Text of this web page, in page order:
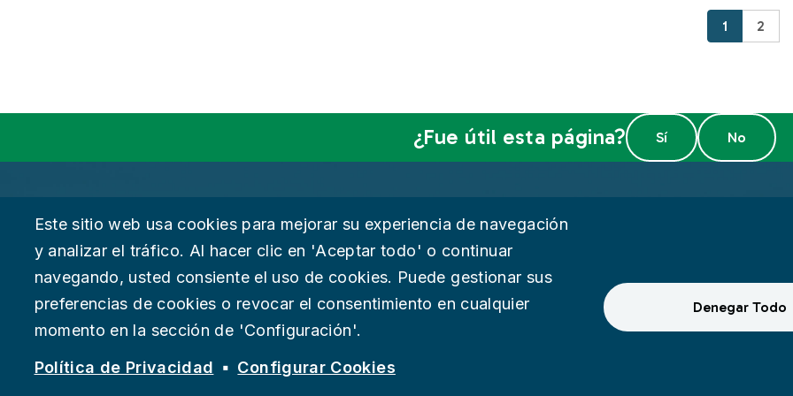
Página
1 Página
2
¿Fue útil esta página?
Gobierno
Sobre Chattanooga
Empleos
Política de Privacidad
Accesibilidad
Deje su Comentario
Este sitio web usa cookies para mejorar su experiencia de navegación
y analizar el tráfico. Al hacer clic en 'Aceptar todo' o continuar
navegando, usted consiente el uso de cookies. Puede gestionar sus
preferencias de cookies o revocar el consentimiento en cualquier
momento en la sección de 'Configuración'.
Política de Privacidad
Configurar Cookies
Denegar Todo
Suspect fraud, waste, or abuse? Report it to the Office of Internal Audit